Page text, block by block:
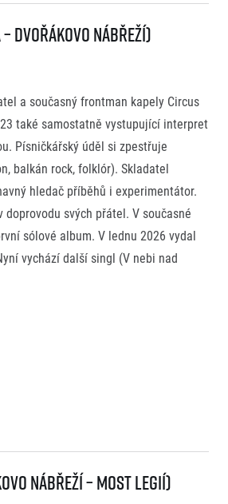
– Dvořákovo Nábřeží)
a současný frontman kapely Circus
také samostatně vystupující interpret
Písničkářský úděl si zpestřuje
balkán rock, folklór). Skladatel
hledač příběhů i experimentátor.
doprovodu svých přátel. V současné
sólové album. V lednu 2026 vydal
vychází další singl (V nebi nad
Nábřeží – Most Legií)